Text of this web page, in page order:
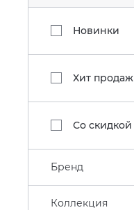
Новинки
Хит продаж
Со скидкой
Бренд
Коллекция